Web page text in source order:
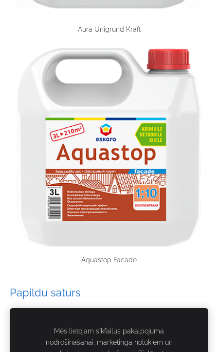
Papildu saturs
tad šo bloku var noslēpt, nospiežot uz ikoniņas augšējā
​Aura Unigrund Kraft
Aquastop Facade
Mēs lietojam sīkfailus pakalpojuma
nodrošināšanai, mārketinga nolūkiem un